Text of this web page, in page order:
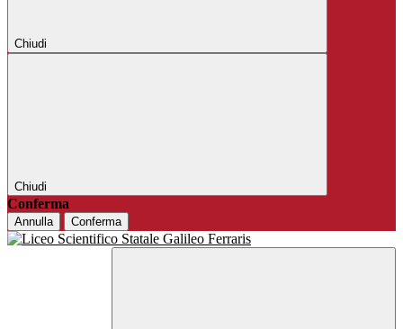
Chiudi
Chiudi
Conferma
Annulla Conferma